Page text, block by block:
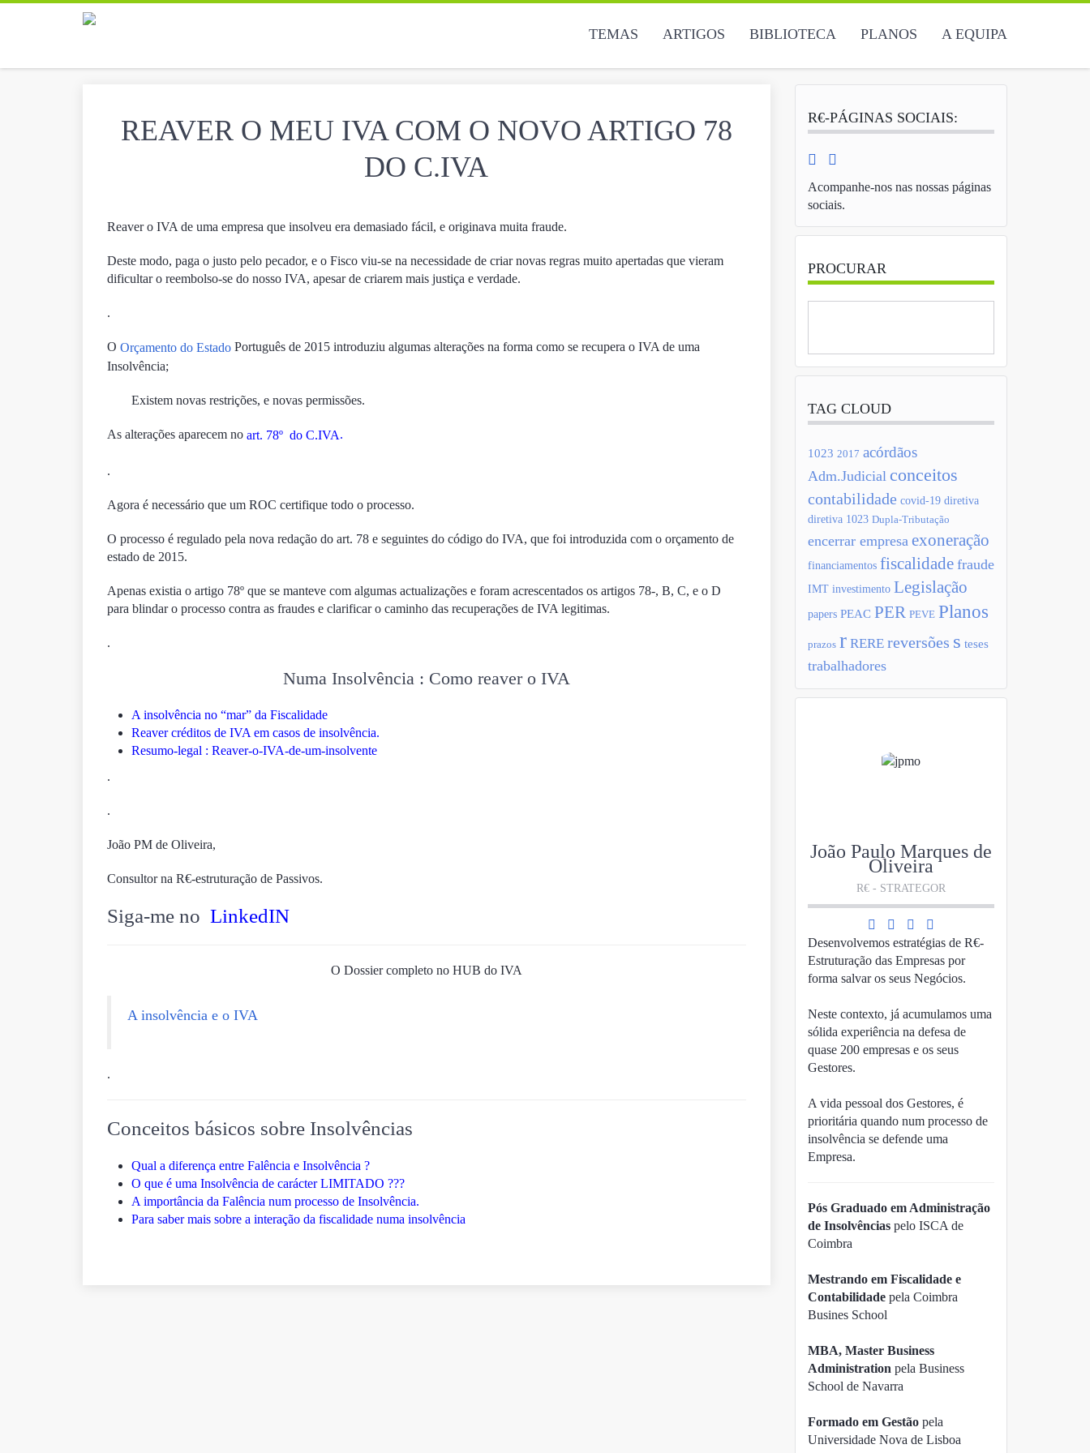
TEMAS ARTIGOS BIBLIOTECA PLANOS A EQUIPA
REAVER O MEU IVA COM O NOVO ARTIGO 78
DO C.IVA
Reaver o IVA de uma empresa que insolveu era demasiado fácil, e originava muita fraude.
Deste modo, paga o justo pelo pecador, e o Fisco viu-se na necessidade de criar novas regras muito apertadas que vieram
dificultar o reembolso-se do nosso IVA, apesar de criarem mais justiça e verdade.
.
O Orçamento do Estado Português de 2015 introduziu algumas alterações na forma como se recupera o IVA de uma
Insolvência;
Existem novas restrições, e novas permissões.
As alterações aparecem no art. 78º do C.IVA.
.
Agora é necessário que um ROC certifique todo o processo.
O processo é regulado pela nova redação do art. 78 e seguintes do código do IVA, que foi introduzida com o orçamento de
estado de 2015.
Apenas existia o artigo 78º que se manteve com algumas actualizações e foram acrescentados os artigos 78-, B, C, e o D
para blindar o processo contra as fraudes e clarificar o caminho das recuperações de IVA legitimas.
.
Numa Insolvência : Como reaver o IVA
A insolvência no “mar” da Fiscalidade
Reaver créditos de IVA em casos de insolvência.
Resumo-legal : Reaver-o-IVA-de-um-insolvente
.
.
João PM de Oliveira,
Consultor na R€-estruturação de Passivos.
Siga-me no LinkedIN
O Dossier completo no HUB do IVA
A insolvência e o IVA
.
Conceitos básicos sobre Insolvências
Qual a diferença entre Falência e Insolvência ?
O que é uma Insolvência de carácter LIMITADO ???
A importância da Falência num processo de Insolvência.
Para saber mais sobre a interação da fiscalidade numa insolvência
R€-PÁGINAS SOCIAIS:
Acompanhe-nos nas nossas páginas
sociais.
PROCURAR
TAG CLOUD
1023 2017 acórdãos
Adm.Judicial conceitos
contabilidade covid-19 diretiva
diretiva 1023 Dupla-Tributação
encerrar empresa exoneração
financiamentos fiscalidade fraude
IMT investimento Legislação
papers PEAC PER PEVE Planos
prazos r RERE reversões s teses
trabalhadores
João Paulo Marques de
Oliveira
R€ - STRATEGOR
Desenvolvemos estratégias de R€-
Estruturação das Empresas por
forma salvar os seus Negócios.
Neste contexto, já acumulamos uma
sólida experiência na defesa de
quase 200 empresas e os seus
Gestores.
A vida pessoal dos Gestores, é
prioritária quando num processo de
insolvência se defende uma
Empresa.
Pós Graduado em Administração
de Insolvênciaspelo ISCA de
Coimbra
Mestrando em Fiscalidade e
Contabilidadepela Coimbra
Busines School
MBA, Master Business
Administration pela Business
School de Navarra
Formado em Gestãopela
Universidade Nova de Lisboa